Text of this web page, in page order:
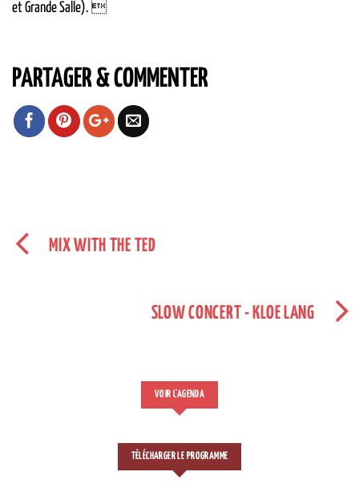
et Grande Salle). 
PARTAGER & COMMENTER
MIX WITH THE TED
SLOW CONCERT - KLOE LANG
VOIR L'AGENDA
TÉLÉCHARGER LE PROGRAMME